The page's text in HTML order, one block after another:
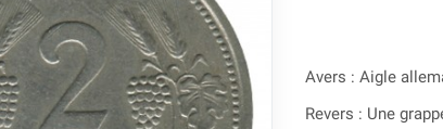
Avers : Aigle
Revers : Une